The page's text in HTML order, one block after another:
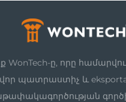
WonTech-ը, որը
պատրաստիչ և